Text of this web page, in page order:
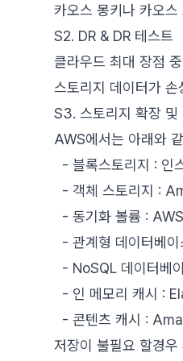
카오스 몽키나 카오
S2. DR & DR 테스트
클라우드 최대 장점
스토리지 데이터가
S3. 스토리지 확장 및
AWS에서는 아래와
- 블록스토리지 : 인
- 객체 스토리지 :
- 동기화 볼륨 :
- 관계형 데이터베
- NoSQL 데이터베
- 인 메모리 캐시 :
- 콘텐츠 캐시 :
저장이 불필요 할경